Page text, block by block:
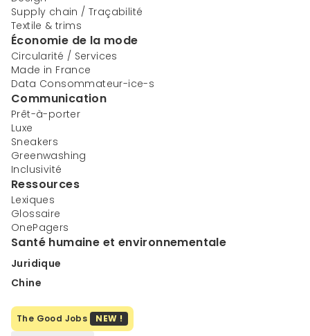
Supply chain / Traçabilité
Textile & trims
Économie de la mode
Circularité / Services
Made in France
Data Consommateur-ice-s
Communication
Prêt-à-porter
Luxe
Sneakers
Greenwashing
Inclusivité
Ressources
Lexiques
Glossaire
OnePagers
Santé humaine et environnementale
Juridique
Chine
The Good Jobs NEW !